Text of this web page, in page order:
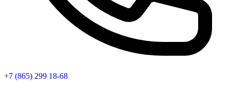
+7 (865) 299 18-68